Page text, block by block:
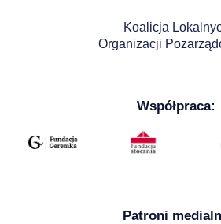
Koalicja
Organizacji
Współpraca:
Patroni